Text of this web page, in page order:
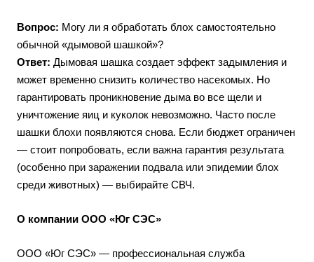
Вопрос: Могу ли я обработать блох самостоятельно
обычной «дымовой шашкой»?
Ответ: Дымовая шашка создает эффект задымления и
может временно снизить количество насекомых. Но
гарантировать проникновение дыма во все щели и
уничтожение яиц и куколок невозможно. Часто после
шашки блохи появляются снова. Если бюджет ограничен
— стоит попробовать, если важна гарантия результата
(особенно при заражении подвала или эпидемии блох
среди животных) — выбирайте СВЧ.
О компании ООО «Юг СЭС»
ООО «Юг СЭС» — профессиональная служба